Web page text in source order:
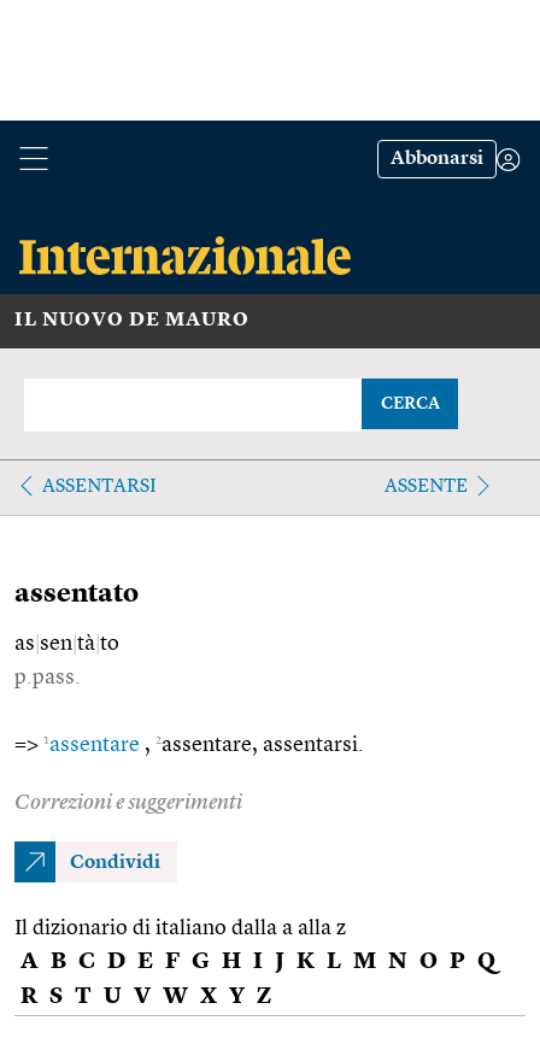
Abbonarsi
IL NUOVO DE MAURO
CERCA
ASSENTARSI ASSENTE
assentato
as sen tà to
p.pass.
=> 1assentare , 2assentare, assentarsi.
Correzioni e suggerimenti
Condividi
Il dizionario di italiano dalla a alla z
A B C D E F G H I J K L M N O P Q
R S T U V W X Y Z